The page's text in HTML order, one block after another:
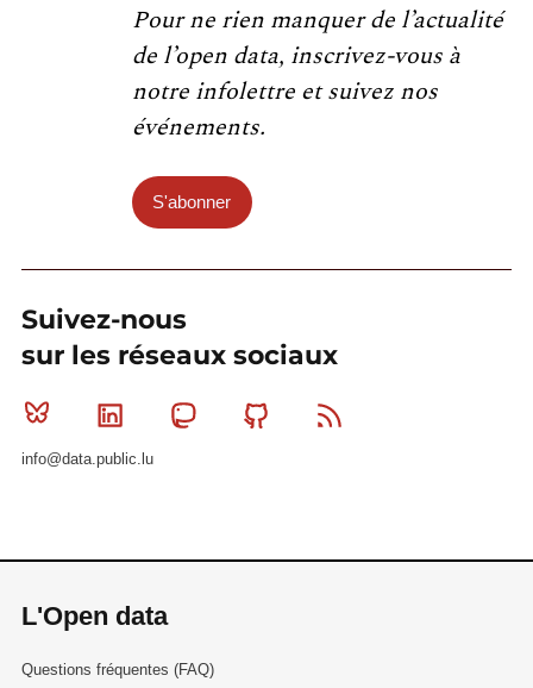
Pour ne rien manquer de l’actualité
de l’open data, inscrivez-vous à
notre infolettre et suivez nos
événements.
S'abonner
Suivez-nous
sur les réseaux sociaux
Bluesky Linkedin MastodonGithub
info@data.public.lu
L'Open data
Questions fréquentes (FAQ)